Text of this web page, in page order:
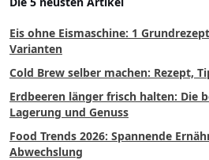
Eis ohne Eismaschine: 1
Varianten
Cold Brew selber machen: Rezept,
Erdbeeren länger frisch halten: Die
Lagerung und Genuss
Food Trends 2026: Spannende
Abwechslung